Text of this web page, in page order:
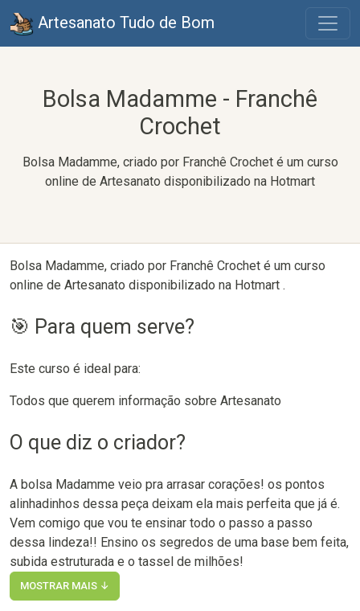
Artesanato Tudo de Bom
Bolsa Madamme - Franchê
Crochet
Bolsa Madamme, criado por Franchê Crochet é um curso
online de Artesanato disponibilizado na Hotmart
Bolsa Madamme, criado por Franchê Crochet é um curso
online de Artesanato disponibilizado na Hotmart .
🎯 Para quem serve?
Este curso é ideal para:
Todos que querem informação sobre Artesanato
O que diz o criador?
A bolsa Madamme veio pra arrasar corações! os pontos
alinhadinhos dessa peça deixam ela mais perfeita que já é.
Vem comigo que vou te ensinar todo o passo a passo
dessa lindeza!! Ensino os segredos de uma base bem feita,
subida estruturada e o tassel de milhões!
MOSTRAR MAIS ↓